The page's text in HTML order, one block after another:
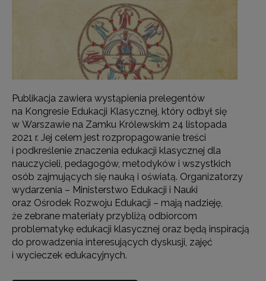
Publikacja zawiera wystąpienia prelegentów
na Kongresie Edukacji Klasycznej, który odbył się
w Warszawie na Zamku Królewskim 24 listopada
2021 r. Jej celem jest rozpropagowanie treści
i podkreślenie znaczenia edukacji klasycznej dla
nauczycieli, pedagogów, metodyków i wszystkich
osób zajmujących się nauką i oświatą. Organizatorzy
wydarzenia – Ministerstwo Edukacji i Nauki
oraz Ośrodek Rozwoju Edukacji – mają nadzieję,
że zebrane materiały przybliżą odbiorcom
problematykę edukacji klasycznej oraz będą inspiracją
do prowadzenia interesujących dyskusji, zajęć
i wycieczek edukacyjnych.